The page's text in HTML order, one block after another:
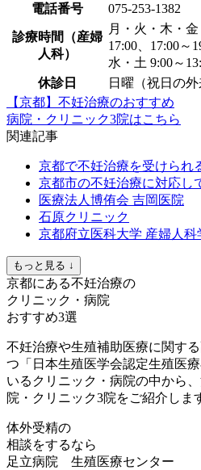
電話番号
075-253-1382
診療時間（産婦
人科）
月・火・木・金
17:00、17:00～
水・土 9:00～
休診日
日曜（祝日の外
【京都】不妊治療のおすすめ
病院・クリニック3院はこちら
関連記事
京都で不妊治療を受けられ
京都市の不妊治療に対応し
医療法人博侑会 吉岡医院
石原クリニック
京都府立医科大学 産婦人科
もっと見る ↓
京都にある不妊治療の
クリニック・病院
おすすめ3選
不妊治療や生殖補助医療に関す
つ「日本生殖医学会認定生殖医
いるクリニック・病院の中から
院・クリニック3院をご紹介しま
体外受精の
相談をするなら
足立病院 生殖医療センター